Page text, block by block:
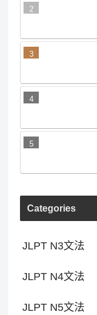
Categories
JLPT N3文法
JLPT N4文法
JLPT N5文法